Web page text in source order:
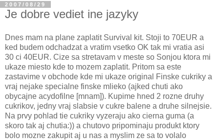
2007/08/29
Je dobre vediet ine jazyky
Dnes mam na plane zaplatit Survival kit. Stoji to 70EUR a
ked budem odchadzat a vratim vsetko OK tak mi vratia asi
30 ci 40EUR. Cize sa stretavam v meste so Sonjou ktora mi
ukaze miesto kde to mozem zaplatit. Pritom sa este
zastavime v obchode kde mi ukaze original Finske cukriky a
vraj nejake specialne finske mlieko (ajked chuti ako
obycajne acydofilne [mnam]). Kupime hned 2 rozne druhy
cukrikov, jedny vraj slabsie v cukre balene a druhe silnejsie.
Na prvy pohlad tie cukriky vyzeraju ako cierna guma (a
skoro tak aj chutia:)) a chutovo pripominaju produkt ktory
bolo mozne zakupit aj u nas a myslim ze sa to volalo